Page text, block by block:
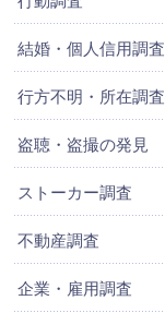
結婚・個人信用調査
行方不明・所在調査
盗聴・盗撮の発見
ストーカー調査
不動産調査
企業・雇用調査